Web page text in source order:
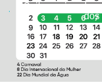
Saiba mais sobre
dos